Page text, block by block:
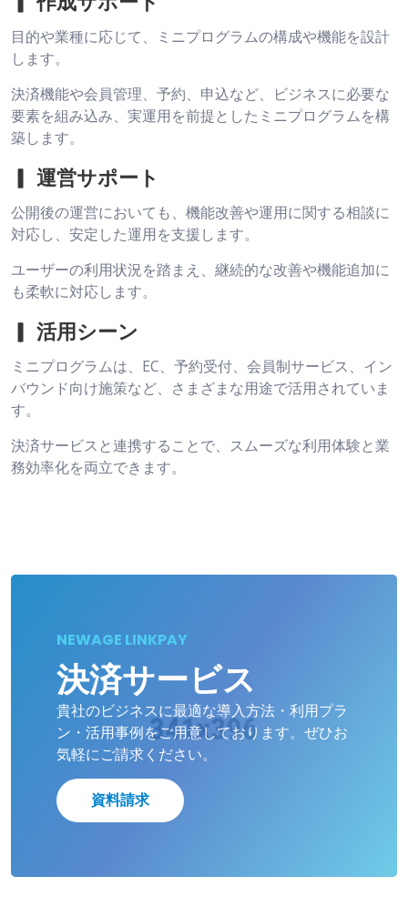
目的や業種に応じて、ミニプログラムの構成や機能を設計
します。
決済機能や会員管理、予約、申込など、ビジネスに必要な
要素を組み込み、実運用を前提としたミニプログラムを構
築します。
▎ 運営サポート
公開後の運営においても、機能改善や運用に関する相談に
対応し、安定した運用を支援します。
ユーザーの利用状況を踏まえ、継続的な改善や機能追加に
も柔軟に対応します。
▎ 活用シーン
ミニプログラムは、EC、予約受付、会員制サービス、イン
バウンド向け施策など、さまざまな用途で活用されていま
す。
決済サービスと連携することで、スムーズな利用体験と業
務効率化を両立できます。
NEWAGE LINKPAY
決済サービス
貴社のビジネスに最適な導入方法・利用プラ
ン・活用事例をご用意しております。ぜひお
気軽にご請求ください。
資料請求